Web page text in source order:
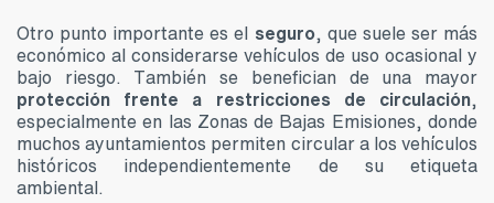
Otro punto importante es el seguro, que suele ser más
económico al considerarse vehículos de uso ocasional y
bajo riesgo. También se benefician de una mayor
protección frente a restricciones de circulación,
especialmente en las Zonas de Bajas Emisiones, donde
muchos ayuntamientos permiten circular a los vehículos
históricos independientemente de su etiqueta
ambiental.